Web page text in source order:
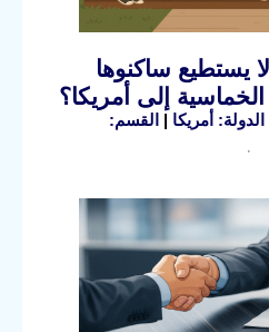
يستطيع ساكنوها
الخماسية إلى أمريكا؟
الدولة: أمريكا | القسم: